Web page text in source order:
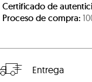
Certificado de
Proceso de compra:
Entrega